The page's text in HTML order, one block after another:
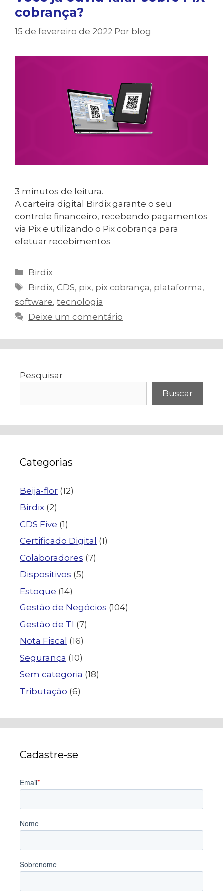
cobrança?
15 de fevereiro de 2022 Por blog
3 minutos de leitura.
A carteira digital Birdix garante o seu
controle financeiro, recebendo pagamentos
via Pix e utilizando o Pix cobrança para
efetuar recebimentos
Categorias
Birdix
Tags
Birdix,CDS, pix, pix cobrança, plataforma,
software, tecnologia
Deixe um comentário
Pesquisar
Buscar
Categorias
Beija-flor (12)
Birdix (2)
CDS Five (1)
Certificado Digital (1)
Colaboradores (7)
Dispositivos (5)
Estoque (14)
Gestão de Negócios (104)
Gestão de TI (7)
Nota Fiscal (16)
Segurança (10)
Sem categoria (18)
Tributação (6)
Cadastre-se